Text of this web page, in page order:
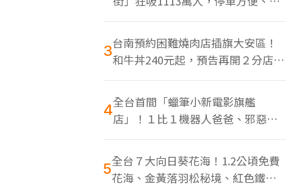
色美食多
3台南預約困難燒肉店插旗大安區！
和牛丼240元起，預告再開２分店、
地點曝光
4全台首間「蠟筆小新電影旗艦
店」！１比１機器人爸爸、邪惡正
男，百款周邊買翻
5全台７大向日葵花海！1.2公頃免費
花海、金黃落羽松秘境、紅色鐵橋